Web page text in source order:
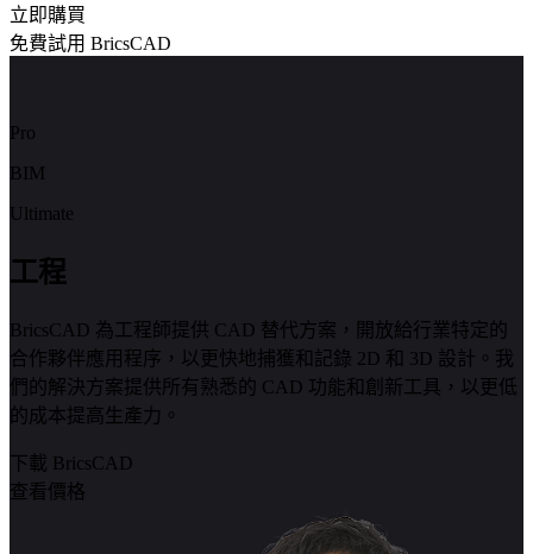
立即購買
免費試用 BricsCAD
Pro
BIM
Ultimate
工程
BricsCAD 為工程師提供 CAD 替代方案，開放給行業特定的
合作夥伴應用程序，以更快地捕獲和記錄 2D 和 3D 設計。我
們的解決方案提供所有熟悉的 CAD 功能和創新工具，以更低
的成本提高生產力。
下載 BricsCAD
查看價格